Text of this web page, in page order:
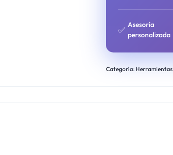
✅
Asesoría
personalizada
Categoría: Herramientas